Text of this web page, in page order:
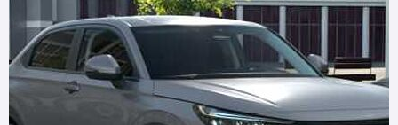
Service & Zubehör
Unser Autohaus